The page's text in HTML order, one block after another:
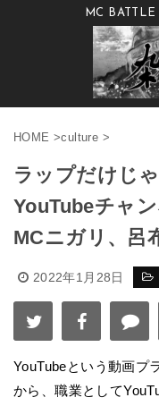
MC
HOME >culture >
ラップだけじ
YouTubeチャ
MCニガリ、呂
2022年1月28日
YouTubeという動画プ
から、職業として